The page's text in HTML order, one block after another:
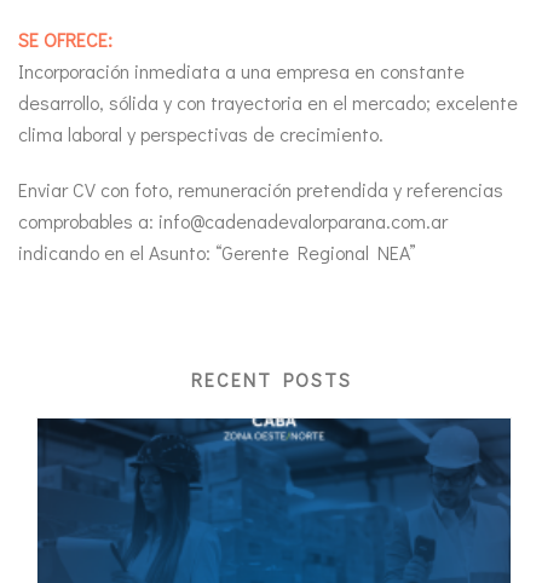
SE OFRECE:
Incorporación inmediata a una empresa en constante
desarrollo, sólida y con trayectoria en el mercado; excelente
clima laboral y perspectivas de crecimiento.
Enviar CV con foto, remuneración pretendida y referencias
comprobables a: info@cadenadevalorparana.com.ar
indicando en el Asunto: “Gerente Regional NEA”
RECENT POSTS